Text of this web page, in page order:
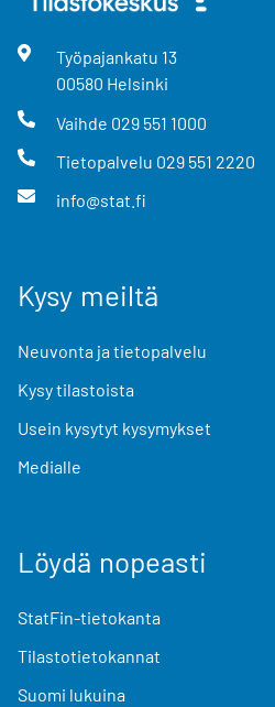
Työpajankatu 13
00580 Helsinki
Vaihde 029 551 1000
Tietopalvelu 029 551 2220
info@stat.fi
Kysy meiltä
Neuvonta ja tietopalvelu
Kysy tilastoista
Usein kysytyt kysymykset
Medialle
Löydä nopeasti
StatFin-tietokanta
Tilastotietokannat
Suomi lukuina